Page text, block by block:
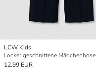
LCW Kids
Locker geschnittene Mädchenhose
12.99 EUR